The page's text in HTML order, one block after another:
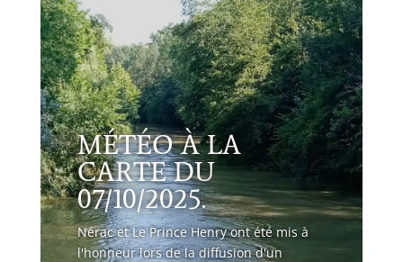
MÉTÉO À LA
CARTE DU
07/10/2025.
Nérac et Le Prince Henry ont été mis à
l'honneur lors de la diffusion d'un